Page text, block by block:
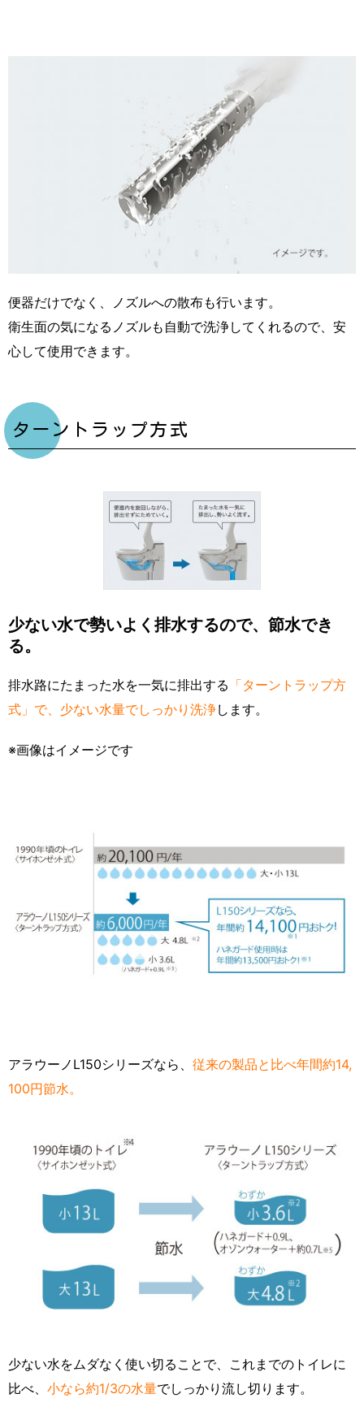
便器だけでなく、ノズルへの散布も行います。
衛生面の気になるノズルも自動で洗浄してくれるので、安
心して使用できます。
ターントラップ方式
少ない水で勢いよく排水するので、節水でき
る。
排水路にたまった水を一気に排出する 「ターントラップ方
式」で、少ない水量でしっかり洗浄します。
※画像はイメージです
アラウーノL150シリーズなら、 従来の製品と比べ年間約14,
100円節水。
少ない水をムダなく使い切ることで、これまでのトイレに
比べ、 小なら約1/3の水量でしっかり流し切ります。